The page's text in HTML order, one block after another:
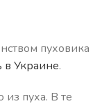
пуховика
в Украине.
пуха. В те